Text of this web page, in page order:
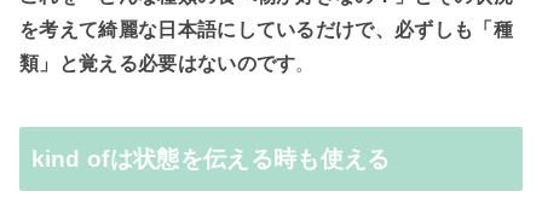
を考えて綺麗な日本語にしているだけで、必ずしも「種
類」と覚える必要はないのです。
kind ofは状態を伝える時も使える